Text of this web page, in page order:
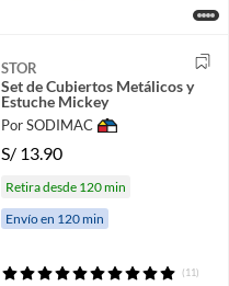
STOR
Set de Cubiertos Metálicos y
Estuche Mickey
Por SODIMAC
S/ 13.90
Retira desde 120 min
Envío en 120 min
(11)